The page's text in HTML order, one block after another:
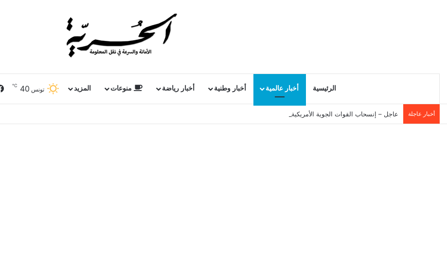
الرئيسية أخبار عالمية أخبار وطنية أخبار رياضة منوعات المزيد تونس 40
℃
أخبار عاجلة عاجل – إنسحاب القوات الجوية الأمريكية من إسرائيل